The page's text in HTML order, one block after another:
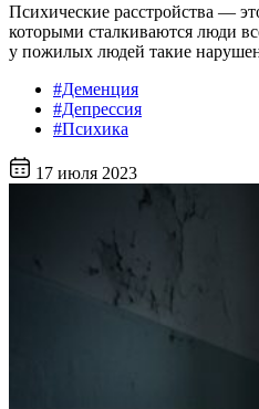
Психические расстройства —
которыми сталкиваются люди
у пожилых людей такие
#Деменция
#Депрессия
#Психика
17 июля 2023